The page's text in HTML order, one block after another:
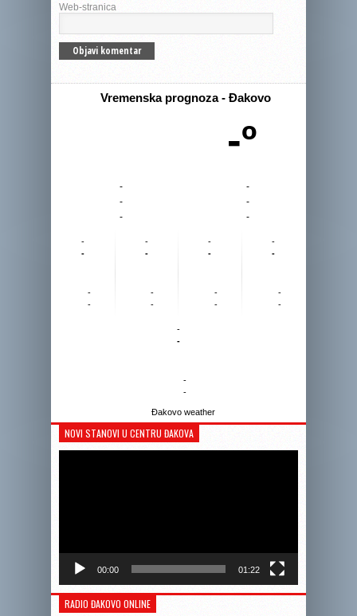
Web-stranica
Vremenska prognoza - Đakovo
-º
-
-
-
-
-
-
-
-
-
-
-
-
-
-
-
-
-
-
-
-
-
-
-
-
-
-
Đakovo weather
NOVI STANOVI U CENTRU ĐAKOVA
00:00 01:22
RADIO ĐAKOVO ONLINE